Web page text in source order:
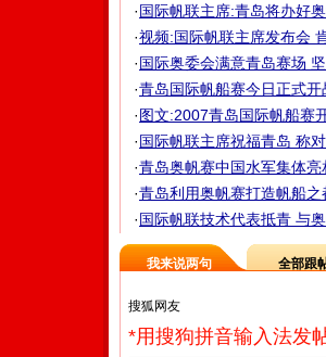
·国际帆联主席:青岛将办好
·视频:国际帆联主席发布会
·国际奥委会满意青岛赛场 坚
·青岛国际帆船赛今日正式开
·图文:2007青岛国际帆船赛
·国际帆联主席祝福青岛 称对
·青岛奥帆赛中国水军集体亮
·青岛利用奥帆赛打造帆船之
·国际帆联技术代表抵青 与奥
我来说两句 全部跟
*用搜狗拼音输入法发